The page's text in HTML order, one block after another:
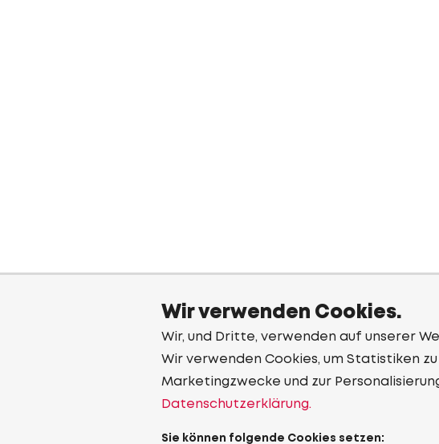
Wir verwenden Cookies.
Wir, und Dritte, verwenden auf unserer
Wir verwenden Cookies, um Statistiken
Marketingzwecke und zur
Datenschutzerklärung.
Sie können folgende Cookies setzen: